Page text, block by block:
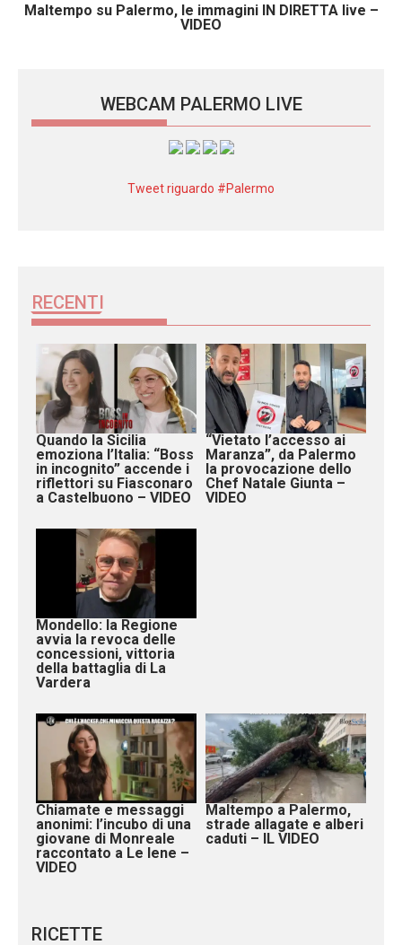
Maltempo su Palermo, le immagini IN DIRETTA live –
VIDEO
WEBCAM PALERMO LIVE
Tweet riguardo #Palermo
RECENTI
Quando la Sicilia
emoziona l’Italia: “Boss
in incognito” accende i
riflettori su Fiasconaro
a Castelbuono – VIDEO
“Vietato l’accesso ai
Maranza”, da Palermo
la provocazione dello
Chef Natale Giunta –
VIDEO
Mondello: la Regione
avvia la revoca delle
concessioni, vittoria
della battaglia di La
Vardera
Chiamate e messaggi
anonimi: l’incubo di una
giovane di Monreale
raccontato a Le Iene –
VIDEO
Maltempo a Palermo,
strade allagate e alberi
caduti – IL VIDEO
RICETTE